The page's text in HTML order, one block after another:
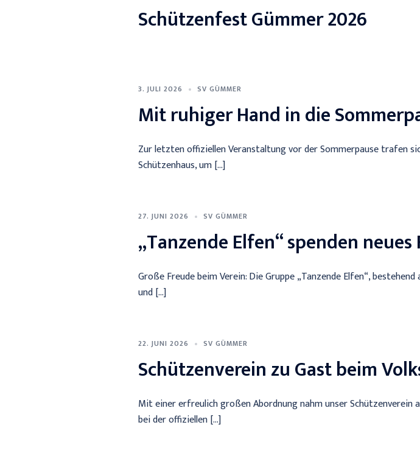
Schützenfest Gümmer 2026
3. JULI 2026 SV GÜMMER
Mit ruhiger Hand in die
Zur letzten offiziellen Veranstaltung vor der Sommerpause trafen
Schützenhaus, um […]
27. JUNI 2026 SV GÜMMER
„Tanzende Elfen“ spenden
Große Freude beim Verein: Die Gruppe „Tanzende Elfen“,
und […]
22. JUNI 2026 SV GÜMMER
Schützenverein zu Gast beim
Mit einer erfreulich großen Abordnung nahm unser
bei der offiziellen […]